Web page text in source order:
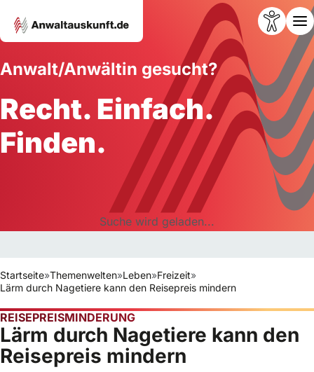
Anwalt/Anwältin gesucht?
Recht. Einfach.
Finden.
Suche wird geladen...
Startseite»Themenwelten»Leben»Freizeit»
Lärm durch Nagetiere kann den Reisepreis mindern
REISEPREISMINDERUNG
Lärm durch Nagetiere kann den
Reisepreis mindern